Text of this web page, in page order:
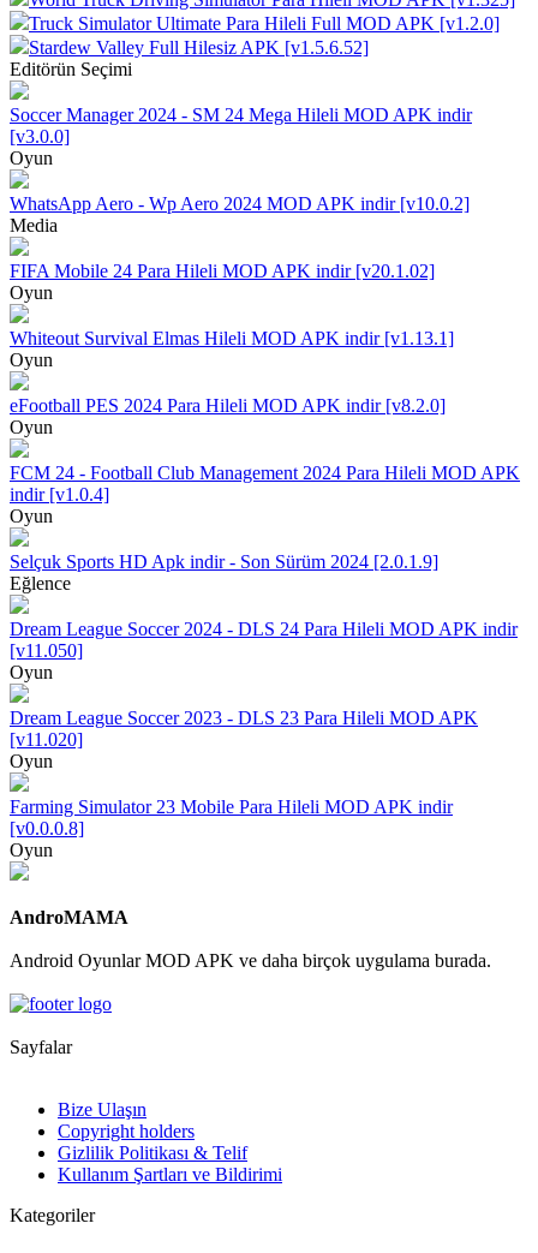
Truck Simulator Ultimate Para Hileli Full MOD APK [v1.2.0]
Stardew Valley Full Hilesiz APK [v1.5.6.52]
Editörün Seçimi
Soccer Manager 2024 - SM 24 Mega Hileli MOD APK indir
[v3.0.0]
Oyun
WhatsApp Aero - Wp Aero 2024 MOD APK indir [v10.0.2]
Media
FIFA Mobile 24 Para Hileli MOD APK indir [v20.1.02]
Oyun
Whiteout Survival Elmas Hileli MOD APK indir [v1.13.1]
Oyun
eFootball PES 2024 Para Hileli MOD APK indir [v8.2.0]
Oyun
FCM 24 - Football Club Management 2024 Para Hileli MOD APK
indir [v1.0.4]
Oyun
Selçuk Sports HD Apk indir - Son Sürüm 2024 [2.0.1.9]
Eğlence
Dream League Soccer 2024 - DLS 24 Para Hileli MOD APK indir
[v11.050]
Oyun
Dream League Soccer 2023 - DLS 23 Para Hileli MOD APK
[v11.020]
Oyun
Farming Simulator 23 Mobile Para Hileli MOD APK indir
[v0.0.0.8]
Oyun
AndroMAMA
Android Oyunlar MOD APK ve daha birçok uygulama burada.
Sayfalar
Bize Ulaşın
Copyright holders
Gizlilik Politikası & Telif
Kullanım Şartları ve Bildirimi
Kategoriler